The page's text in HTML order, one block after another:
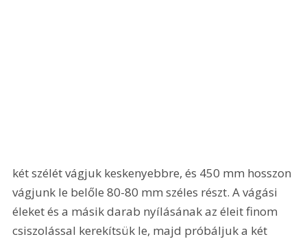
két szélét vágjuk keskenyebbre, és 450 mm hosszon
vágjunk le belőle 80-80 mm széles részt. A vágási
éleket és a másik darab nyílásának az éleit finom
csiszolással kerekítsük le, majd próbáljuk a két